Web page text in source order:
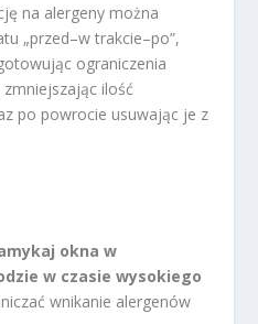
na alergeny można
„przed–w trakcie–po”,
ograniczenia
ilość
po powrocie usuwając je z
okna w
w czasie wysokiego
wnikanie alergenów